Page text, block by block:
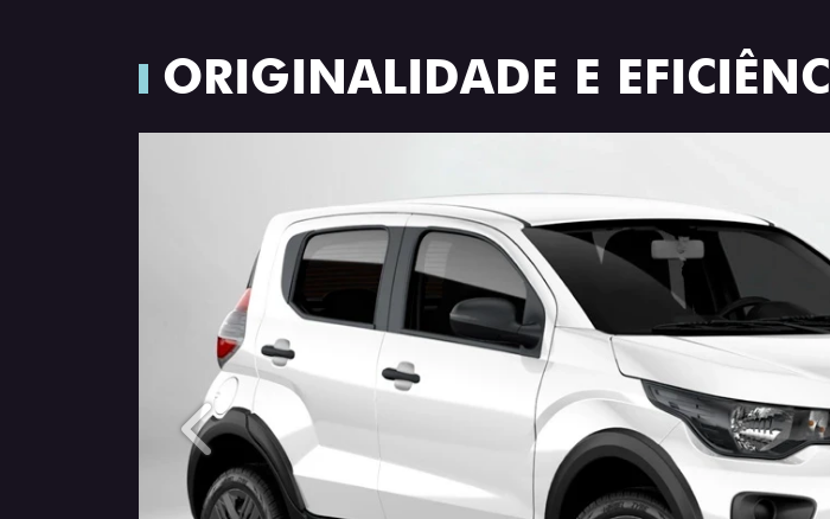
ORIGINALIDADE E
Anterior